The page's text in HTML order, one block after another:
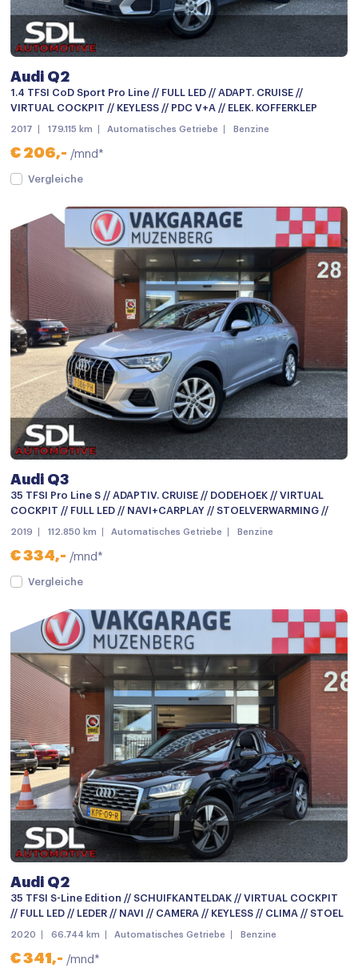
Dimlichten automatisch
Elek. bedienbare achterklep
Elektrisch glazen panorama-dak
Keyless entry
keyless entry
LED achterlichten
LED dagrijverlichting
LED koplampen
Lichtmetalen velgen 18"
Metaalkleur
Mistlampen voor
Open dak
Panoramadak
Parkeersensor achter
parkeersensoren achter
Parkeersensor voor
Parkeersensor voor en achter
Bluetooth telefoonvoorbereiding
Multimedia-voorbereiding
Multimedia systeem
Navigatie
Navigatiesysteem
Navigatiesysteem full map
Radio
Stuurwiel multifunctioneel
Achterbank in delen neerklapbaar
Airco (automatisch)
Airco met elektronische regeling
Aluminium interieur afwerking
Audi Q2
1.4 TFSI CoD Sport Pro Line // FULL LED // ADAPT. CRUISE //
VIRTUAL COCKPIT // KEYLESS // PDC V+A // ELEK. KOFFERKLEP
2017 179.115 km Automatisches Getriebe Benzine
€ 206,- /mnd*
Vergleiche
Audi Q3
35 TFSI Pro Line S // ADAPTIV. CRUISE // DODEHOEK // VIRTUAL
COCKPIT // FULL LED // NAVI+CARPLAY // STOELVERWARMING //
2019 112.850 km Automatisches Getriebe Benzine
€ 334,- /mnd*
Vergleiche
Audi Q2
35 TFSI S-Line Edition // SCHUIFKANTELDAK // VIRTUAL COCKPIT
// FULL LED // LEDER // NAVI // CAMERA // KEYLESS // CLIMA // STOEL
2020 66.744 km Automatisches Getriebe Benzine
€ 341,- /mnd*